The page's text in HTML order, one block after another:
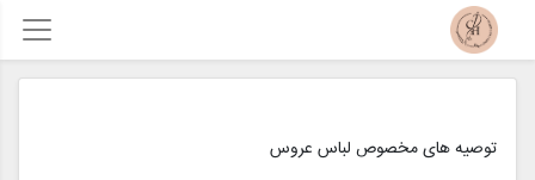
توصیه های مخصوص لباس عروس